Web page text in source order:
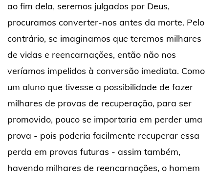
ao fim dela, seremos julgados por Deus,
procuramos converter-nos antes da morte. Pelo
contrário, se imaginamos que teremos milhares
de vidas e reencarnações, então não nos
veríamos impelidos à conversão imediata. Como
um aluno que tivesse a possibilidade de fazer
milhares de provas de recuperação, para ser
promovido, pouco se importaria em perder uma
prova - pois poderia facilmente recuperar essa
perda em provas futuras - assim também,
havendo milhares de reencarnações, o homem